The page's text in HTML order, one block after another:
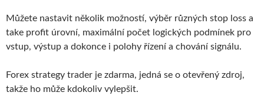
Můžete nastavit několik možností, výběr různých stop loss a
take profit úrovní, maximální počet logických podmínek pro
vstup, výstup a dokonce i polohy řízení a chování signálu.
Forex strategy trader je zdarma, jedná se o otevřený zdroj,
takže ho může kdokoliv vylepšit.